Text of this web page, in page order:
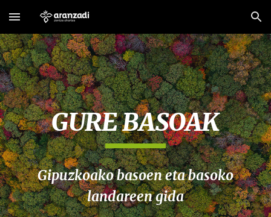
Skip to main content Skip to navigation
GURE BASOAK
Gipuzkoako basoen eta basoko
landareen gida